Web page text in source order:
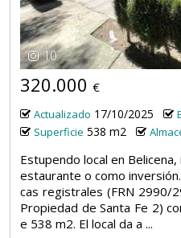
10
320.000 €
Actualizado 17/10/2025
Superficie 538 m2
Estupendo local en
estaurante o como
cas registrales (FRN 2990/
Propiedad de Santa Fe 2)
e 538 m2. El local da a ...